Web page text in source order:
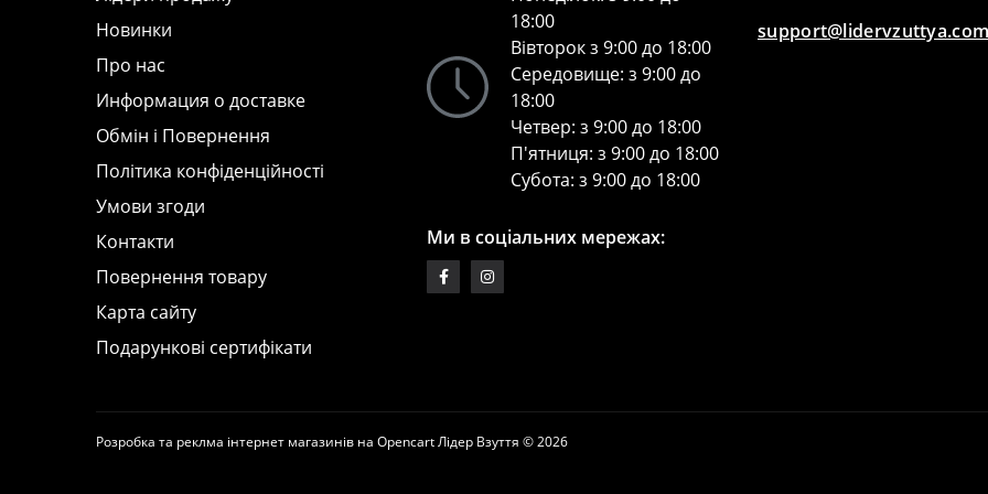
Новинки
Про нас
Информация о доставке
Обмін і Повернення
Політика конфіденційності
Умови згоди
Контакти
Повернення товару
Карта сайту
Подарункові сертифікати
18:00
Вівторок з 9:00 до 18:00
Середовище: з 9:00 до
18:00
Четвер: з 9:00 до 18:00
П'ятниця: з 9:00 до 18:00
Субота: з 9:00 до 18:00
Ми в соціальних мережах:
Розробка та реклма інтернет магазинів на OpencartЛідер Взуття © 2026